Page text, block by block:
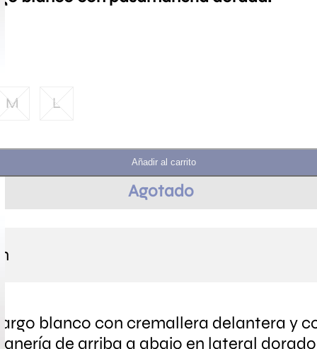
M L
Añadir al carrito
Agotado
blanco con cremallera delantera y
de arriba a abajo en lateral